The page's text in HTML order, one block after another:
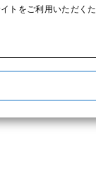
トをご利用いただく